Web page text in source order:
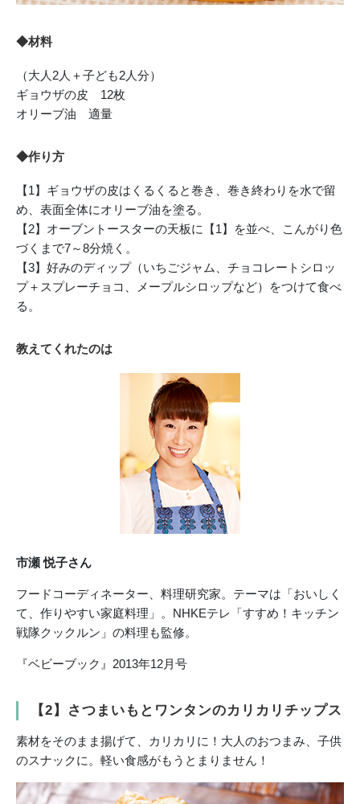
◆材料
（大人2人＋子ども2人分）
ギョウザの皮 12枚
オリーブ油 適量
◆作り方
【1】ギョウザの皮はくるくると巻き、巻き終わりを水で留
め、表面全体にオリーブ油を塗る。
【2】オーブントースターの天板に【1】を並べ、こんがり色
づくまで7～8分焼く。
【3】好みのディップ（いちごジャム、チョコレートシロッ
プ＋スプレーチョコ、メープルシロップなど）をつけて食べ
る。
教えてくれたのは
市瀬 悦子さん
フードコーディネーター、料理研究家。テーマは「おいしく
て、作りやすい家庭料理」。NHKEテレ「すすめ！キッチン
戦隊クックルン」の料理も監修。
『ベビーブック』2013年12月号
【2】さつまいもとワンタンのカリカリチップス
素材をそのまま揚げて、カリカリに！大人のおつまみ、子供
のスナックに。軽い食感がもうとまりません！